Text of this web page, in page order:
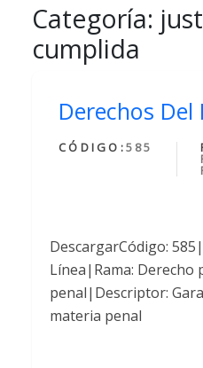
Categoría:
cumplida
Derechos
CÓDIGO:585
DescargarCódigo:
Línea|Rama: Derecho
penal|Descriptor:
materia penal